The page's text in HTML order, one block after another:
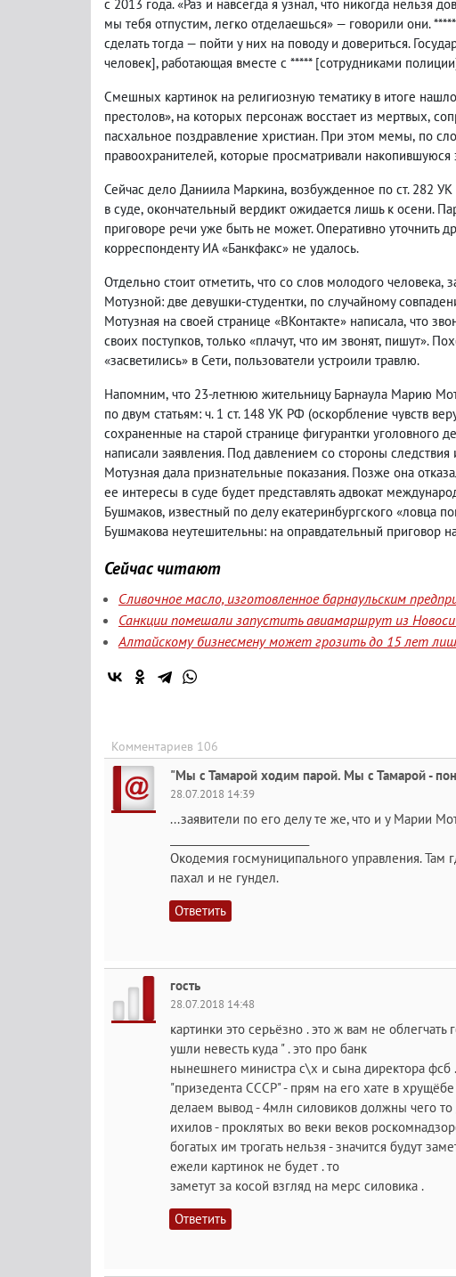
с 2013 года. «Раз и навсегда я узнал, что никогда нельзя
мы тебя отпустим, легко отделаешься» — говорили они.
сделать тогда — пойти у них на поводу и довериться.
человек], работающая вместе с ***** [сотрудниками
Смешных картинок на религиозную тематику в итоге
престолов», на которых персонаж восстает из мертвых,
пасхальное поздравление христиан. При этом мемы, по
правоохранителей, которые просматривали
Сейчас дело Даниила Маркина, возбужденное по ст. 282
в суде, окончательный вердикт ожидается лишь к осени.
приговоре речи уже быть не может. Оперативно уточнить
корреспонденту ИА «Банкфакс» не удалось.
Отдельно стоит отметить, что со слов молодого человека,
Мотузной: две девушки-студентки, по случайному
Мотузная на своей странице «ВКонтакте» написала, что
своих поступков, только «плачут, что им звонят, пишут».
«засветились» в Сети, пользователи устроили травлю.
Напомним, что 23-летнюю жительницу Барнаула Марию
по двум статьям: ч. 1 ст. 148 УК РФ (оскорбление чувств
сохраненные на старой странице фигурантки уголовного
написали заявления. Под давлением со стороны следствия
Мотузная дала признательные показания. Позже она
ее интересы в суде будет представлять адвокат
Бушмаков, известный по делу екатеринбургского «ловца
Бушмакова неутешительны: на оправдательный приговор
Сейчас читают
Сливочное масло, изготовленное барнаульским
Санкции помешали запустить авиамаршрут из
Алтайскому бизнесмену может грозить до 15 лет
Комментариев 106
"Мы с Тамарой ходим парой. Мы с Тамарой -
28.07.2018 14:39
...заявители по его делу те же, что и у Марии
Окодемия госмуниципального управления. Там
пахал и не гундел.
Ответить
гость
28.07.2018 14:48
картинки это серьёзно . это ж вам не
ушли невесть куда " . это про банк
нынешнего министра с\х и сына директора фсб
"призедента СССР" - прям на его хате в
делаем вывод - 4млн силовиков должны чего то
ихилов - проклятых во веки веков
богатых им трогать нельзя - значится будут
ежели картинок не будет . то
заметут за косой взгляд на мерс силовика .
Ответить